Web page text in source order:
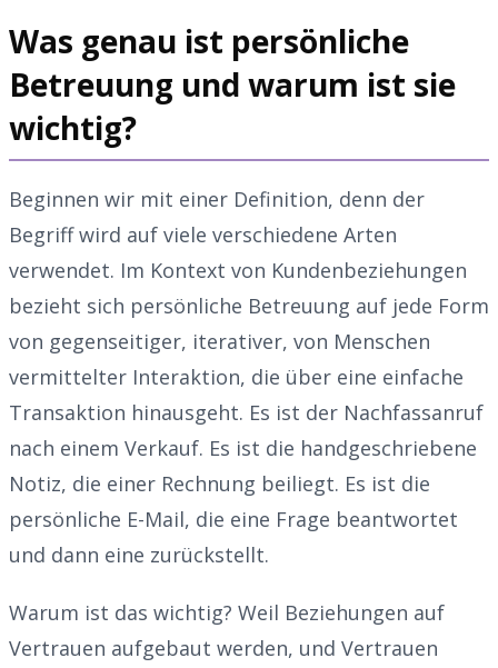
Was genau ist persönliche
Betreuung und warum ist sie
wichtig?
Beginnen wir mit einer Definition, denn der
Begriff wird auf viele verschiedene Arten
verwendet. Im Kontext von Kundenbeziehungen
bezieht sich persönliche Betreuung auf jede Form
von gegenseitiger, iterativer, von Menschen
vermittelter Interaktion, die über eine einfache
Transaktion hinausgeht. Es ist der Nachfassanruf
nach einem Verkauf. Es ist die handgeschriebene
Notiz, die einer Rechnung beiliegt. Es ist die
persönliche E-Mail, die eine Frage beantwortet
und dann eine zurückstellt.
Warum ist das wichtig? Weil Beziehungen auf
Vertrauen aufgebaut werden, und Vertrauen